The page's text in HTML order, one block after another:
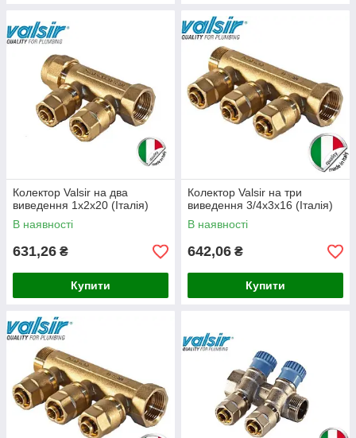
Колектор Valsir на два
виведення 1х2х20 (Італія)
В наявності
631,26 ₴
Купити
Колектор Valsir на три
виведення 3/4х3х16 (Італія)
В наявності
642,06 ₴
Купити